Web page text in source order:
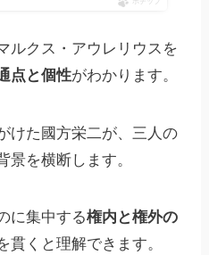
ポチップ
ルクス・アウレリウスを
点と個性がわかります。
けた國方栄二が、三人の
景を横断します。
に集中する権内と権外の
貫くと理解できます。